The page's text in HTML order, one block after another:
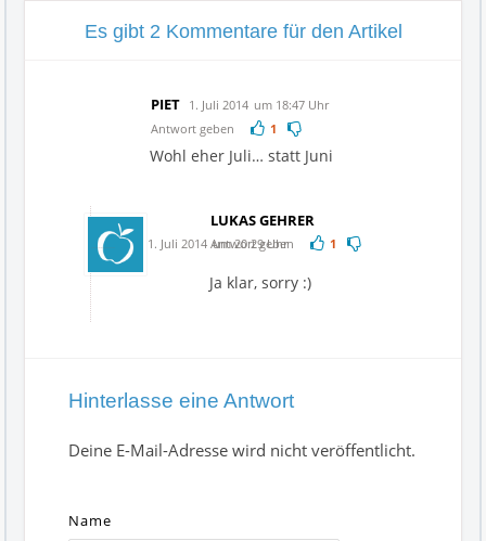
Es gibt 2 Kommentare für den Artikel
PIET 1. Juli 2014 um 18:47 Uhr
Wohl eher Juli… statt Juni
1
Antwort geben
LUKAS GEHRER
1. Juli 2014 um 20:29 Uhr
Ja klar, sorry :)
1
Antwort geben
Hinterlasse eine Antwort
Deine E-Mail-Adresse wird nicht veröffentlicht.
Name